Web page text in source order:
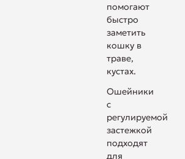
помогают
быстро
заметить
кошку в
траве,
кустах.
Ошейники
с
регулируемой
застежкой
подходят
для